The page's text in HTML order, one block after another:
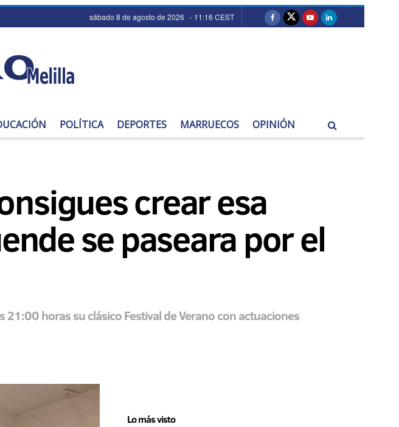
sábado 8 de agosto de 2026 - 11:16 CEST
POLÍTICA DEPORTES MARRUECOS OPINIÓN
crear esa
se paseara por el
21:00 horas su clásico Festival de Verano con actuaciones
Lo más visto